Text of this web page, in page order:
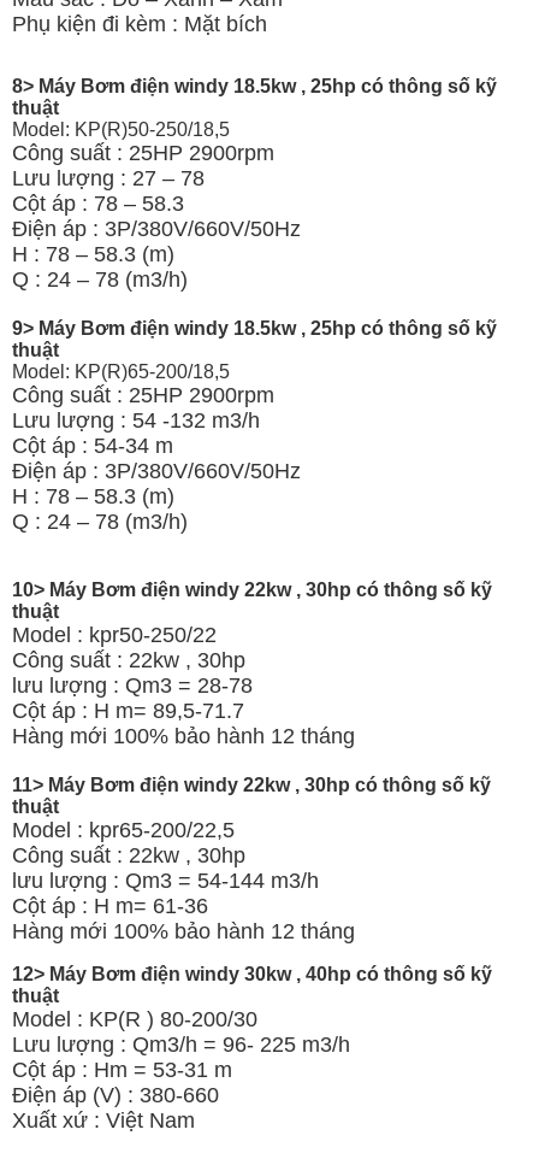
Phụ kiện đi kèm : Mặt bích
8> Máy Bơm điện windy 18.5kw , 25hp có thông số kỹ
thuật
Model: KP(R)50-250/18,5
Công suất : 25HP 2900rpm
Lưu lượng : 27 – 78
Cột áp : 78 – 58.3
Điện áp : 3P/380V/660V/50Hz
H : 78 – 58.3 (m)
Q : 24 – 78 (m3/h)
9> Máy Bơm điện windy 18.5kw , 25hp có thông số kỹ
thuật
Model: KP(R)65-200/18,5
Công suất : 25HP 2900rpm
Lưu lượng : 54 -132 m3/h
Cột áp : 54-34 m
Điện áp : 3P/380V/660V/50Hz
H : 78 – 58.3 (m)
Q : 24 – 78 (m3/h)
10> Máy Bơm điện windy 22kw , 30hp có thông số kỹ
thuật
Model : kpr50-250/22
Công suất : 22kw , 30hp
lưu lượng : Qm3 = 28-78
Cột áp : H m= 89,5-71.7
Hàng mới 100% bảo hành 12 tháng
11> Máy Bơm điện windy 22kw , 30hp có thông số kỹ
thuật
Model : kpr65-200/22,5
Công suất : 22kw , 30hp
lưu lượng : Qm3 = 54-144 m3/h
Cột áp : H m= 61-36
Hàng mới 100% bảo hành 12 tháng
12> Máy Bơm điện windy 30kw , 40hp có thông số kỹ
thuật
Model : KP(R ) 80-200/30
Lưu lượng : Qm3/h = 96- 225 m3/h
Cột áp : Hm = 53-31 m
Điện áp (V) : 380-660
Xuất xứ : Việt Nam